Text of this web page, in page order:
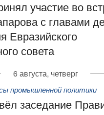
участие во
с главами
Евразийского
совета
6 августа, четверг
промышленной политики
заседание